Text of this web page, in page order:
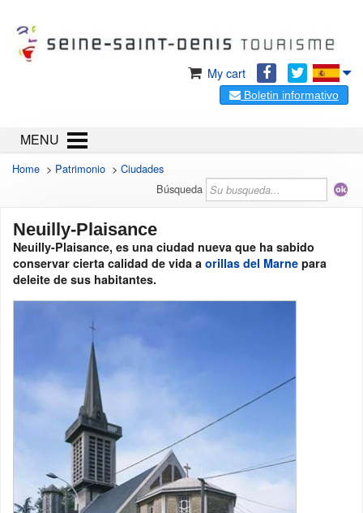
My cart
Boletin informativo
MENU
Home > Patrimonio > Ciudades
Búsqueda
Neuilly-Plaisance
Neuilly-Plaisance, es una ciudad nueva que ha sabido
conservar cierta calidad de vida a orillas del Marne para
deleite de sus habitantes.